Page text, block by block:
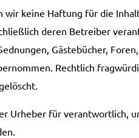
keine Haftung für die
deren Betreiber
Gästebücher,
Rechtlich
Urheber für verantwortlich,